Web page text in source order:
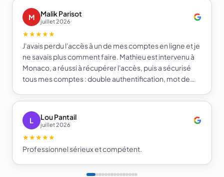
M Malik Parisot
juillet 2026
★★★★★
J'avais perdu l'accès à un de mes comptes en ligne et je
ne savais plus comment faire. Mathieu est intervenu à
Monaco, a réussi à récupérer l'accès, puis a sécurisé
tous mes comptes : double authentification, mot de
beaucoup plus serein sur la sécurité de mes comptes.
Je recommande e-infomat.
L
Lou Pantail
juillet 2026
★★★★★
Professionnel sérieux et compétent.